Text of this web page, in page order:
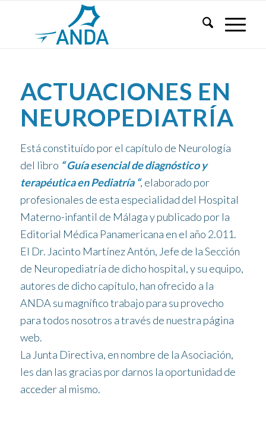
ACTUACIONES EN
NEUROPEDIATRÍA
Está constituído por el capítulo de Neurología
del libro “ Guía esencial de diagnóstico y
terapéutica en Pediatría “, elaborado por
profesionales de esta especialidad del Hospital
Materno-infantil de Málaga y publicado por la
Editorial Médica Panamericana en el año 2.011.
El Dr. Jacinto Martínez Antón, Jefe de la Sección
de Neuropediatría de dicho hospital, y su equipo,
autores de dicho capítulo, han ofrecido a la
ANDA su magnífico trabajo para su provecho
para todos nosotros a través de nuestra página
web.
La Junta Directiva, en nombre de la Asociación,
les dan las gracias por darnos la oportunidad de
acceder al mismo.